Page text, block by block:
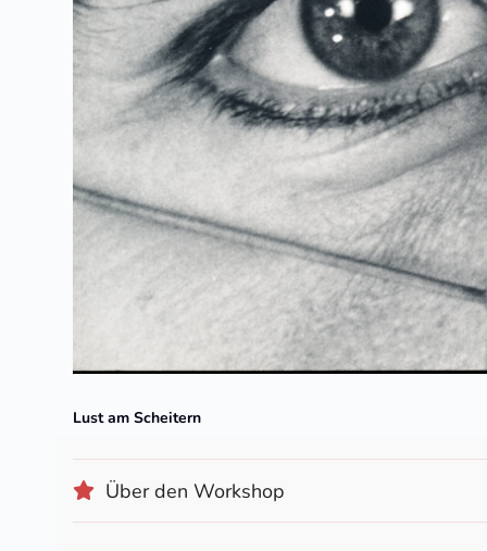
Lust am Scheitern
Über den Workshop